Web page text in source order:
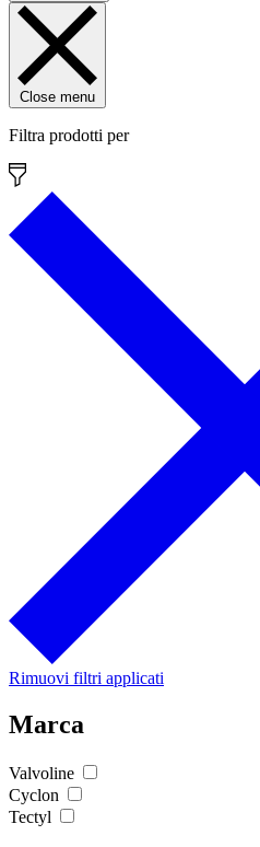
Close menu
Filtra prodotti per
Rimuovi filtri applicati
Marca
Valvoline
Cyclon
Tectyl